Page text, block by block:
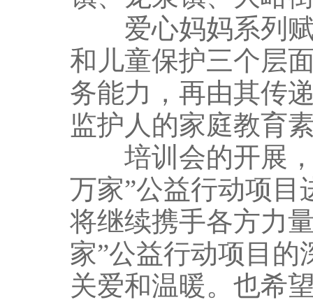
爱心妈妈系列赋
和儿童保护三个层
务能力，再由其传
监护人的家庭教育
培训会的开展，
万家”公益行动项
将继续携手各方力
家”公益行动项目
关爱和温暖。也希